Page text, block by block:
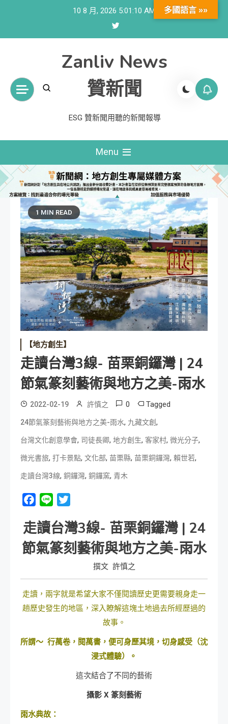
10 8 月, 2026 5:01:12 AM
Zanliv News
贊新聞
ESG 贊新聞用聽的新聞報導
Menu
1 MIN READ
【地方創生】
走讀台灣3線- 苗栗銅鑼灣 | 24
節氣篆刻藝術與地方之美-雨水
2022-02-19 許慎之 0 Tagged
24節氣篆刻藝術與地方之美-雨水, 九藏文創 ,
台灣文化創意學會, 司徒長卿, 地方創生, 客家村, 微光分子,
微光書旅, 打卡景點, 文化部, 苗栗縣, 苗栗銅鑼灣, 賴世若,
走讀台灣3線, 銅鑼灣, 銅鑼窯, 青木
Facebook
Line
走讀台灣3線- 苗栗銅鑼灣 | 24
節氣篆刻藝術與地方之美-雨水
撰文 許慎之
走讀，兩字就是希望大家不僅閱讀歷史更需要親身走一
趟歷史發生的地區，深入瞭解這塊土地過去所經歷過的
故事。
所謂～ 行萬卷，閱萬書，便可身歷其境，切身感受（沈
浸式體驗）。
這次結合了不同的藝術
攝影 X 篆刻藝術
雨水典故：
多國語言 »»